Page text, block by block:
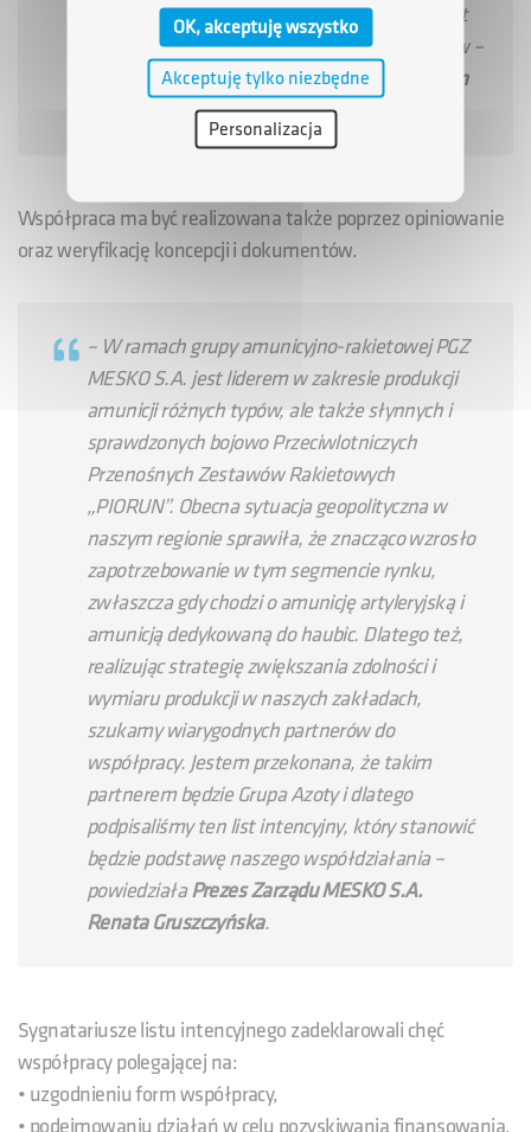
nitrocelulozy oraz prochów wielobazowych jest
bardzo perspektywiczna dla naszych zakładów –
Prezes Zarządu Grupy Azoty S.A. Adam
Współpraca ma być realizowana także poprzez opiniowanie
oraz weryfikację koncepcji i dokumentów.
– W ramach grupy amunicyjno-rakietowej PGZ
MESKO S.A. jest liderem w zakresie produkcji
amunicji różnych typów, ale także słynnych i
sprawdzonych bojowo Przeciwlotniczych
Przenośnych Zestawów Rakietowych
„PIORUN”. Obecna sytuacja geopolityczna w
naszym regionie sprawiła, że znacząco wzrosło
zapotrzebowanie w tym segmencie rynku,
zwłaszcza gdy chodzi o amunicję artyleryjską i
amunicją dedykowaną do haubic. Dlatego też,
realizując strategię zwiększania zdolności i
wymiaru produkcji w naszych zakładach,
szukamy wiarygodnych partnerów do
współpracy. Jestem przekonana, że takim
partnerem będzie Grupa Azoty i dlatego
podpisaliśmy ten list intencyjny, który stanowić
będzie podstawę naszego współdziałania –
powiedziałaPrezes Zarządu MESKO S.A.
Renata Gruszczyńska.
Sygnatariusze listu intencyjnego zadeklarowali chęć
współpracy polegającej na:
• uzgodnieniu form współpracy,
• podejmowaniu działań w celu pozyskiwania finansowania,
OK, akceptuję wszystko
Akceptuję tylko niezbędne
Personalizacja